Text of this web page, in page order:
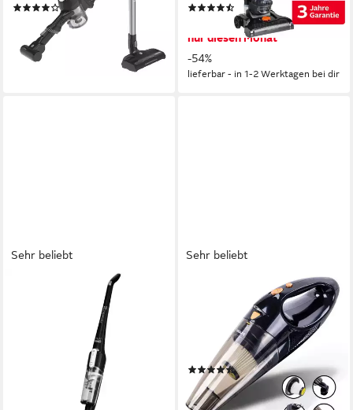
(31)
78,99 € UVP219,00 €
-64%
lieferbar - in 4-5 Werktagen bei dir
(404)
UVP 139,99 €
nur diesen Monat
-54%
lieferbar - in 1-2 Werktagen bei dir
Sehr beliebt
Akku-Stielstaubsauger Air
Force Light, kabellos, LED-
Bodenstaubsauger
Größe Staubbehälter
Zyklonfilter, Schaumstofffilter
Akkulaufzeit
Sehr beliebt
Akku-Handstaubsauger
Leistung
HEPA-Filter Filtersystem
20,00 min Akkulaufzeit
(283)
29,99 € UVP59,99 €
-50%